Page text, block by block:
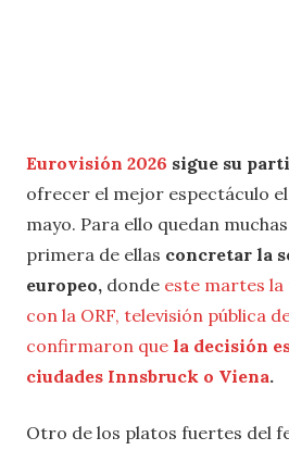
Eurovisión 2026 sigue su
ofrecer el mejor espectáculo
mayo. Para ello quedan
primera de ellas concretar la
europeo, donde este martes
con la ORF, televisión pública
confirmaron que la decisión
ciudades Innsbruck o Viena.
Otro de los platos fuertes del